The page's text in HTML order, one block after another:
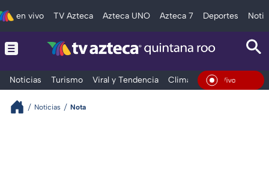
en vivo TV Azteca Azteca UNO Azteca 7 Deportes
Noticias Turismo Viral y Tendencia Clima Tráfico
En Vivo
Noticias Nota